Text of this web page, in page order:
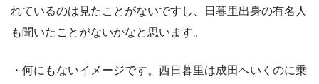
れているのは見たことがないですし、日暮里出身の有名人
も聞いたことがないかなと思います。
・何にもないイメージです。西日暮里は成田へいくのに乗